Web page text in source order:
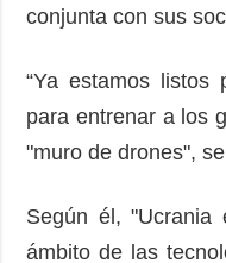
conjunta con sus
“Ya estamos listos
para entrenar a los
"muro de drones",
Según él,
ámbito de las